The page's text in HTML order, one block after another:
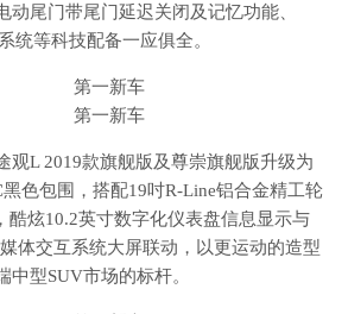
动尾门带尾门延迟关闭及记忆功能、
统等科技配备一应俱全。
观L 2019款旗舰版及尊崇旗舰版升级为
色包围，搭配19吋R-Line铝合金精工轮
酷炫10.2英寸数字化仪表盘信息显示与
体交互系统大屏联动，以更运动的造型
中型SUV市场的标杆。